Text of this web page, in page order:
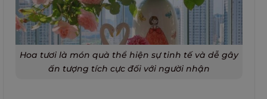
Hoa tươi là món quà thể hiện sự tinh tế và dễ gây
ấn tượng tích cực đối với người nhận